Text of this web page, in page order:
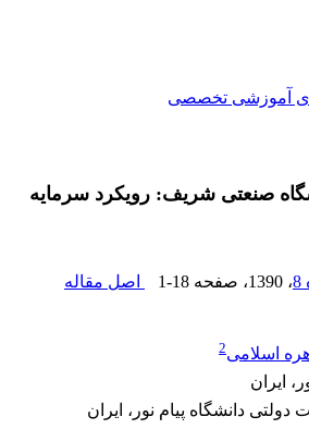
آموزشی تخصصی
صنعتی شریف: رویکرد سرمایه
، 1390 ، صفحه 1-18
اصل مقاله
اسلامی2
ایران
دانشگاه پیام نور، ایران